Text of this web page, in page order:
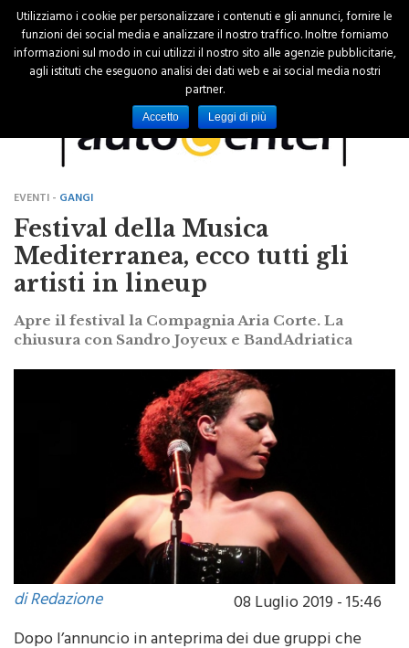
EVENTI -GANGI
Festival della Musica
Mediterranea, ecco tutti gli
artisti in lineup
Apre il festival la Compagnia Aria Corte. La
di Redazione
08 Luglio 2019 - 15:46
Utilizziamo i cookie per personalizzare i contenuti e gli annunci, fornire le
funzioni dei social media e analizzare il nostro traffico. Inoltre forniamo
informazioni sul modo in cui utilizzi il nostro sito alle agenzie pubblicitarie,
agli istituti che eseguono analisi dei dati web e ai social media nostri
partner.
Accetto Leggi di più